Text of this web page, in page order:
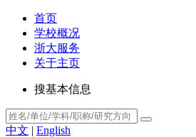
首页
学校概况
浙大服务
关于主页
搜基本信息
中文 | English